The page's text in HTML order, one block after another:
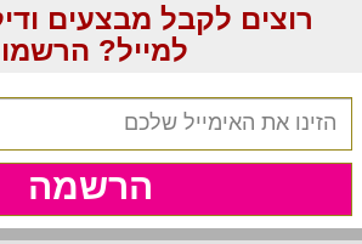
רוצים לקבל מבצעים
למייל?
הרשמה